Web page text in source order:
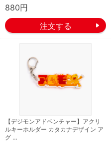
880円
【デジモンアドベンチャー】アクリ
ルキーホルダー カタカナデザイン ア
グ …